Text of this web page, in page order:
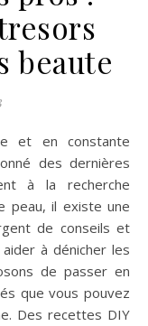
beaute
des dernières
à la recherche
peau, il existe une
de conseils et
à dénicher les
de passer en
que vous pouvez
Des recettes DIY